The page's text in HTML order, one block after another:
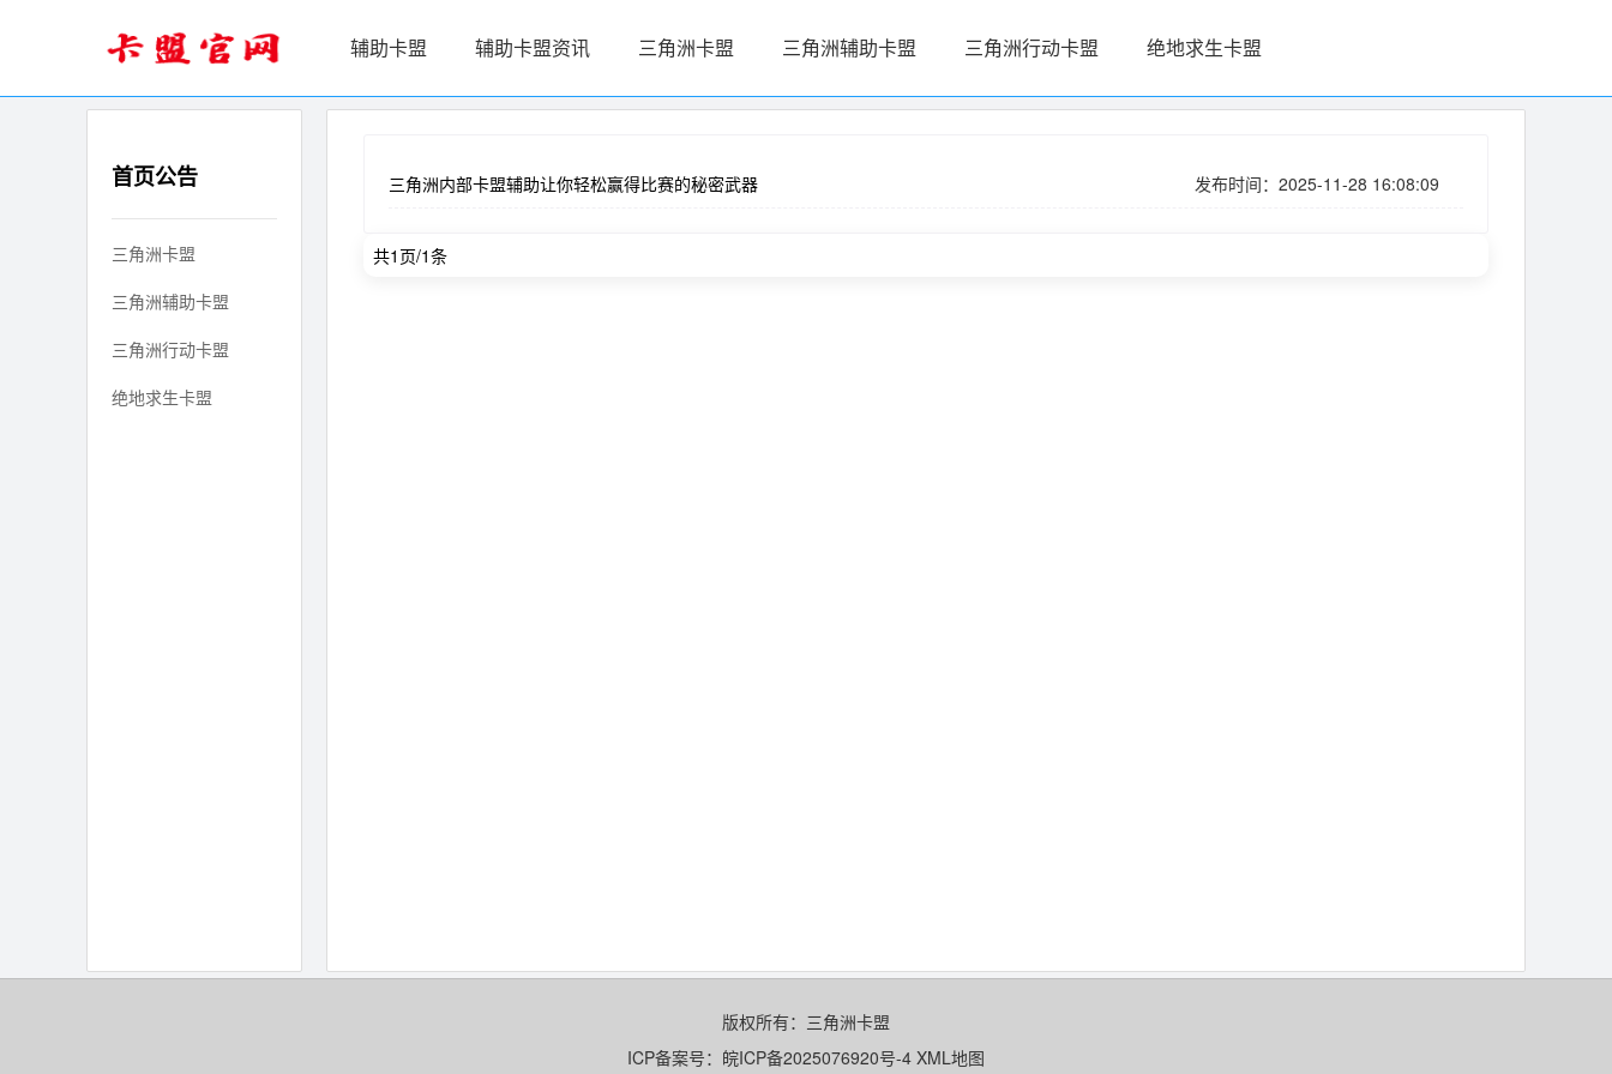
辅助卡盟 辅助卡盟资讯 三角洲卡盟 三角洲辅助卡盟 三角洲行动卡盟 绝地求生卡盟
首页公告
三角洲卡盟
三角洲辅助卡盟
三角洲行动卡盟
绝地求生卡盟
三角洲内部卡盟辅助让你轻松赢得比赛的秘密武器 发布时间：2025-11-28 16:08:09
共1页/1条
版权所有： 三角洲卡盟
ICP备案号： 皖ICP备2025076920号-4 XML地图